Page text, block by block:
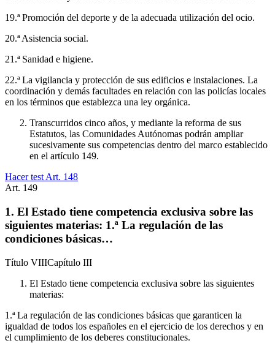
19.ª Promoción del deporte y de la adecuada utilización del ocio.
20.ª Asistencia social.
21.ª Sanidad e higiene.
22.ª La vigilancia y protección de sus edificios e instalaciones. La
coordinación y demás facultades en relación con las policías locales
en los términos que establezca una ley orgánica.
Transcurridos cinco años, y mediante la reforma de sus
Estatutos, las Comunidades Autónomas podrán ampliar
sucesivamente sus competencias dentro del marco establecido
en el artículo 149.
Hacer test Art. 148
Art. 149
1. El Estado tiene competencia exclusiva sobre las
siguientes materias: 1.ª La regulación de las
condiciones básicas…
Título VIIICapítulo III
El Estado tiene competencia exclusiva sobre las siguientes
materias:
1.ª La regulación de las condiciones básicas que garanticen la
igualdad de todos los españoles en el ejercicio de los derechos y en
el cumplimiento de los deberes constitucionales.